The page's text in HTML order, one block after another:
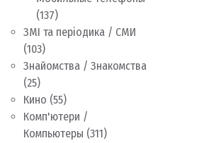
(137)
ЗМІ та періодика / СМИ
(103)
Знайомства / Знакомства
(25)
Кино (55)
Комп'ютери /
Компьютеры (311)